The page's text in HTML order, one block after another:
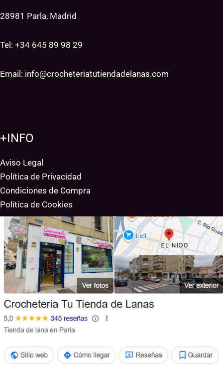
28981 Parla, Madrid
Tel: +34 645 89 98 29
Email: info@crocheteriatutiendadelanas.com
+INFO
Aviso Legal
Política de Privacidad
Condiciones de Compra
Política de Cookies